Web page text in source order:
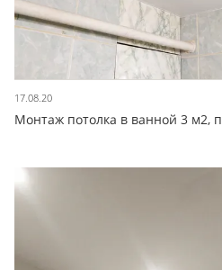
17.08.20
Монтаж потолка в ванной 3 м2,